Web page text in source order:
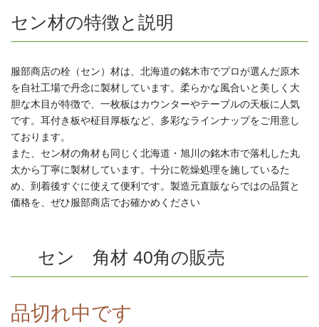
セン材の特徴と説明
服部商店の栓（セン）材は、北海道の銘木市でプロが選んだ原木
を自社工場で丹念に製材しています。柔らかな風合いと美しく大
胆な木目が特徴で、一枚板はカウンターやテーブルの天板に人気
です。耳付き板や柾目厚板など、多彩なラインナップをご用意し
ております。
また、セン材の角材も同じく北海道・旭川の銘木市で落札した丸
太から丁寧に製材しています。十分に乾燥処理を施しているた
め、到着後すぐに使えて便利です。製造元直販ならではの品質と
価格を、ぜひ服部商店でお確かめください
セン 角材 40角の販売
品切れ中です